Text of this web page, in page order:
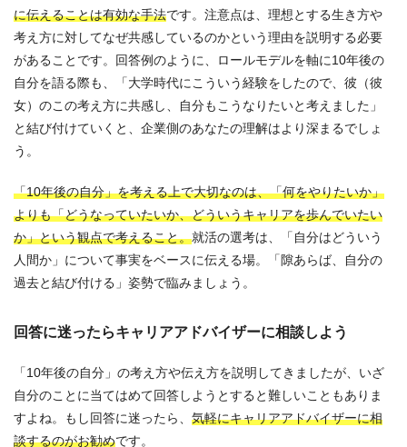
に伝えることは有効な手法です。注意点は、理想とする生き方や
考え方に対してなぜ共感しているのかという理由を説明する必要
があることです。回答例のように、ロールモデルを軸に10年後の
自分を語る際も、「大学時代にこういう経験をしたので、彼（彼
女）のこの考え方に共感し、自分もこうなりたいと考えました」
と結び付けていくと、企業側のあなたの理解はより深まるでしょ
う。
「10年後の自分」を考える上で大切なのは、「何をやりたいか」
よりも「どうなっていたいか、どういうキャリアを歩んでいたい
か」という観点で考えること。就活の選考は、「自分はどういう
人間か」について事実をベースに伝える場。「隙あらば、自分の
過去と結び付ける」姿勢で臨みましょう。
回答に迷ったらキャリアアドバイザーに相談しよう
「10年後の自分」の考え方や伝え方を説明してきましたが、いざ
自分のことに当てはめて回答しようとすると難しいこともありま
すよね。もし回答に迷ったら、 気軽にキャリアアドバイザーに相
談するのがお勧めです。